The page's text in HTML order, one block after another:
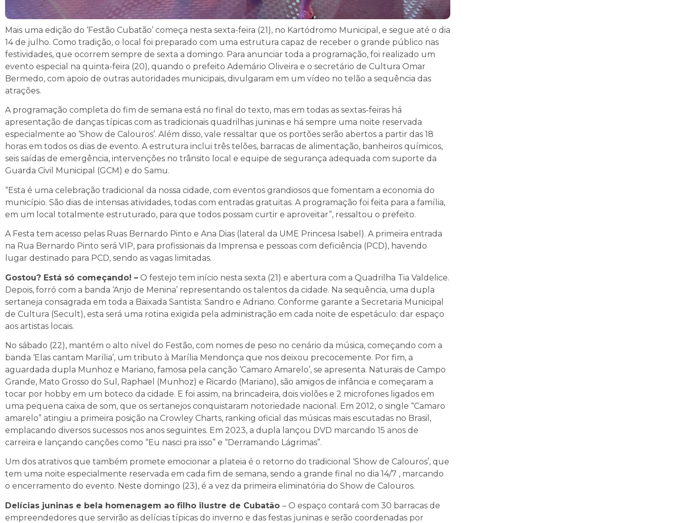
Mais uma edição do ‘Festão Cubatão’ começa nesta sexta-feira (21), no Kartódromo Municipal, e segue até o dia
14 de julho. Como tradição, o local foi preparado com uma estrutura capaz de receber o grande público nas
festividades, que ocorrem sempre de sexta a domingo. Para anunciar toda a programação, foi realizado um
evento especial na quinta-feira (20), quando o prefeito Ademário Oliveira e o secretário de Cultura Omar
Bermedo, com apoio de outras autoridades municipais, divulgaram em um vídeo no telão a sequência das
atrações.
A programação completa do fim de semana está no final do texto, mas em todas as sextas-feiras há
apresentação de danças típicas com as tradicionais quadrilhas juninas e há sempre uma noite reservada
especialmente ao ‘Show de Calouros’. Além disso, vale ressaltar que os portões serão abertos a partir das 18
horas em todos os dias de evento. A estrutura inclui três telões, barracas de alimentação, banheiros químicos,
seis saídas de emergência, intervenções no trânsito local e equipe de segurança adequada com suporte da
Guarda Civil Municipal (GCM) e do Samu.
“Esta é uma celebração tradicional da nossa cidade, com eventos grandiosos que fomentam a economia do
município. São dias de intensas atividades, todas com entradas gratuitas. A programação foi feita para a família,
em um local totalmente estruturado, para que todos possam curtir e aproveitar”, ressaltou o prefeito.
A Festa tem acesso pelas Ruas Bernardo Pinto e Ana Dias (lateral da UME Princesa Isabel). A primeira entrada
na Rua Bernardo Pinto será VIP, para profissionais da Imprensa e pessoas com deficiência (PCD), havendo
lugar destinado para PCD, sendo as vagas limitadas.
Gostou? Está só começando! – O festejo tem início nesta sexta (21) e abertura com a Quadrilha Tia Valdelice.
Depois, forró com a banda ‘Anjo de Menina’ representando os talentos da cidade. Na sequência, uma dupla
sertaneja consagrada em toda a Baixada Santista: Sandro e Adriano. Conforme garante a Secretaria Municipal
de Cultura (Secult), esta será uma rotina exigida pela administração em cada noite de espetáculo: dar espaço
aos artistas locais.
No sábado (22), mantém o alto nível do Festão, com nomes de peso no cenário da música, começando com a
banda ‘Elas cantam Marília’, um tributo à Marília Mendonça que nos deixou precocemente. Por fim, a
aguardada dupla Munhoz e Mariano, famosa pela canção ‘Camaro Amarelo’, se apresenta. Naturais de Campo
Grande, Mato Grosso do Sul, Raphael (Munhoz) e Ricardo (Mariano), são amigos de infância e começaram a
tocar por hobby em um boteco da cidade. E foi assim, na brincadeira, dois violões e 2 microfones ligados em
uma pequena caixa de som, que os sertanejos conquistaram notoriedade nacional. Em 2012, o single “Camaro
amarelo” atingiu a primeira posição na Crowley Charts, ranking oficial das músicas mais escutadas no Brasil,
emplacando diversos sucessos nos anos seguintes. Em 2023, a dupla lançou DVD marcando 15 anos de
carreira e lançando canções como “Eu nasci pra isso” e “Derramando Lágrimas”.
Um dos atrativos que também promete emocionar a plateia é o retorno do tradicional ‘Show de Calouros’, que
tem uma noite especialmente reservada em cada fim de semana, sendo a grande final no dia 14/7 , marcando
o encerramento do evento. Neste domingo (23), é a vez da primeira eliminatória do Show de Calouros.
Delícias juninas e bela homenagem ao filho ilustre de Cubatão – O espaço contará com 30 barracas de
empreendedores que servirão as delícias típicas do inverno e das festas juninas e serão coordenadas por